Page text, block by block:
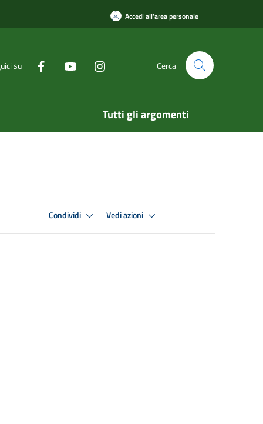
Accedi all'area personale
su Cerca
Tutti gli argomenti
Condividi Vedi azioni